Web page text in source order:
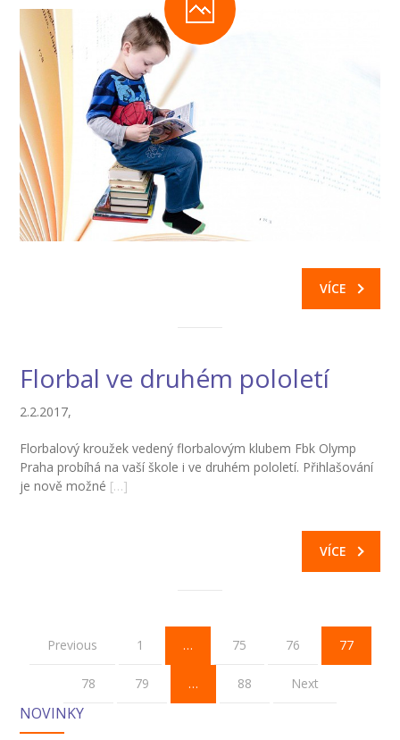
VÍCE
Florbal ve druhém pololetí
2.2.2017,
Florbalový kroužek vedený florbalovým klubem Fbk Olymp
Praha probíhá na vaší škole i ve druhém pololetí. Přihlašování
je nově možné […]
VÍCE
Previous 1 … 75 76 77
78 79 … 88 Next
NOVINKY